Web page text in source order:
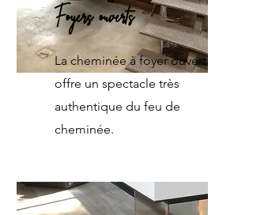
Foyers ouverts
La cheminée à foyer ouvert
offre un spectacle très
authentique du feu de
cheminée.